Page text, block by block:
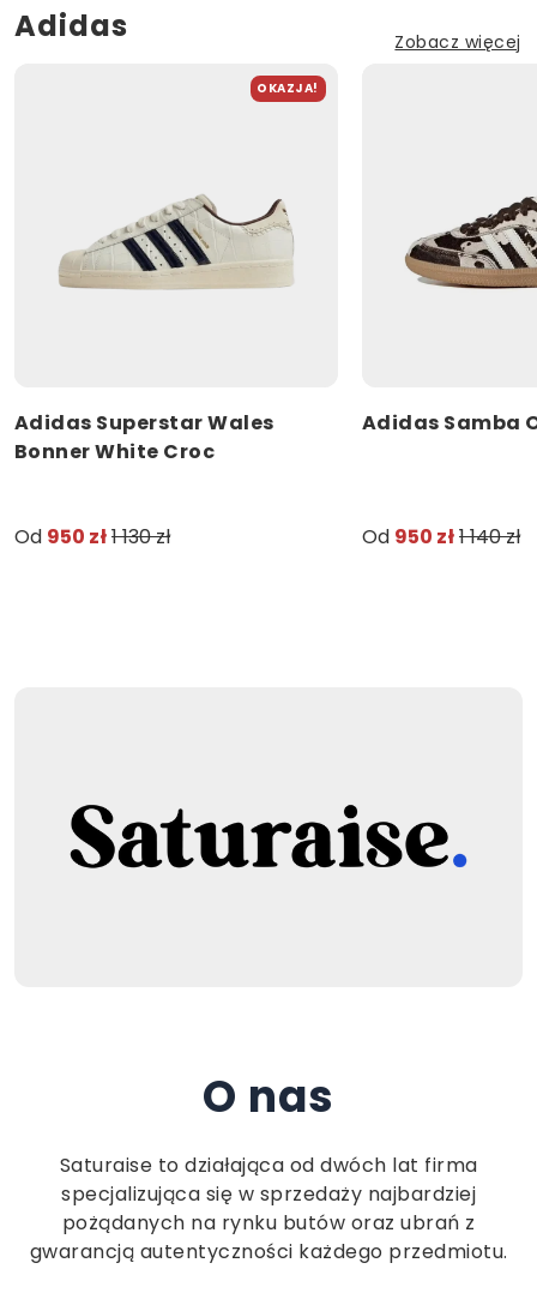
Adidas Zobacz więcej
OKAZJA!
Adidas Superstar Wales
Bonner White Croc
Od 950 zł1 130 zł
Adidas Samba
Od 950 zł1 140 zł
O nas
Saturaise to działająca od dwóch lat firma
specjalizująca się w sprzedaży najbardziej
pożądanych na rynku butów oraz ubrań z
gwarancją autentyczności każdego przedmiotu.